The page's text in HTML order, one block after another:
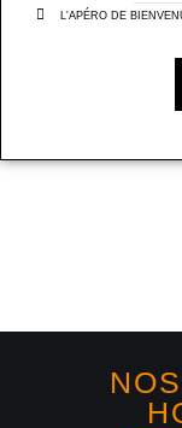
L'APÉRO DE